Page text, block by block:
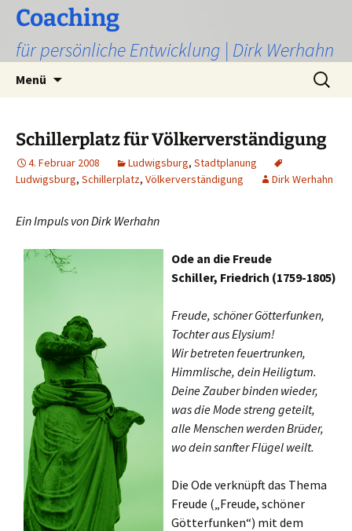
Zum
Inhalt
springen
Coaching
für persönliche Entwicklung | Dirk Werhahn
Menü
Suchen
nach:
Schillerplatz für Völkerverständigung
4. Februar 2008 Ludwigsburg, Stadtplanung
Ludwigsburg, Schillerplatz, Völkerverständigung Dirk Werhahn
Ein Impuls von Dirk Werhahn
Ode an die Freude
Schiller, Friedrich (1759-1805)
Freude, schöner Götterfunken,
Tochter aus Elysium!
Wir betreten feuertrunken,
Himmlische, dein Heiligtum.
Deine Zauber binden wieder,
was die Mode streng geteilt,
alle Menschen werden Brüder,
wo dein sanfter Flügel weilt.
Die Ode verknüpft das Thema
Freude („Freude, schöner
Götterfunken“) mit dem